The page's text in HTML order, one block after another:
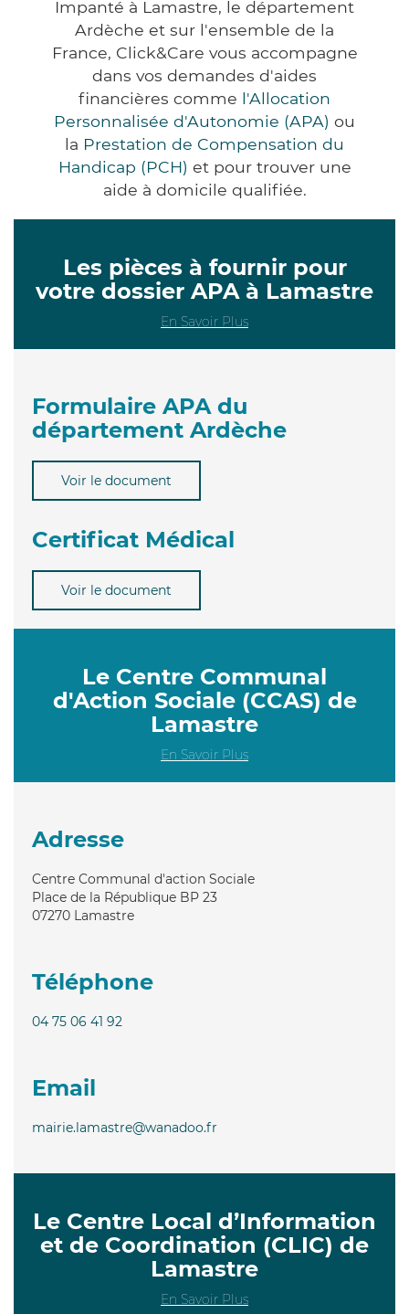
Impanté à Lamastre, le département
Ardèche et sur l'ensemble de la
France, Click&Care vous accompagne
dans vos demandes d'aides
financières comme l'Allocation
Personnalisée d'Autonomie (APA) ou
la Prestation de Compensation du
Handicap (PCH) et pour trouver une
aide à domicile qualifiée.
Les pièces à fournir pour
votre dossier APA à Lamastre
En Savoir Plus
Formulaire APA du
département Ardèche
Voir le document
Certificat Médical
Voir le document
Le Centre Communal
d'Action Sociale (CCAS) de
Lamastre
En Savoir Plus
Adresse
Centre Communal d'action Sociale
Place de la République BP 23
07270 Lamastre
Téléphone
04 75 06 41 92
Email
mairie.lamastre@wanadoo.fr
Le Centre Local d’Information
et de Coordination (CLIC) de
Lamastre
En Savoir Plus